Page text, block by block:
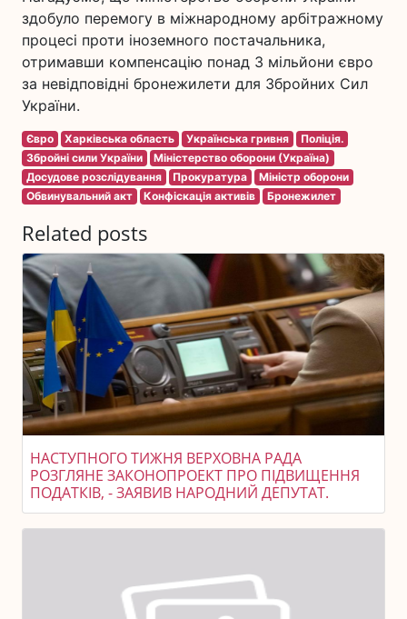
здобуло перемогу в міжнародному арбітражному
процесі проти іноземного постачальника,
отримавши компенсацію понад 3 мільйони євро
за невідповідні бронежилети для Збройних Сил
України.
Євро Харківська область Українська гривня
Поліція.
Збройні сили України
Міністерство оборони (Україна)
Досудове розслідування
Прокуратура
Міністр оборони
Обвинувальний акт
Конфіскація активів Бронежилет
Related posts
НАСТУПНОГО ТИЖНЯ ВЕРХОВНА РАДА
РОЗГЛЯНЕ ЗАКОНОПРОЕКТ ПРО ПІДВИЩЕННЯ
ПОДАТКІВ, - ЗАЯВИВ НАРОДНИЙ ДЕПУТАТ.